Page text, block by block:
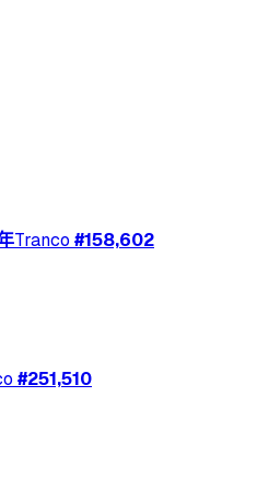
Tranco #158,602
#251,510